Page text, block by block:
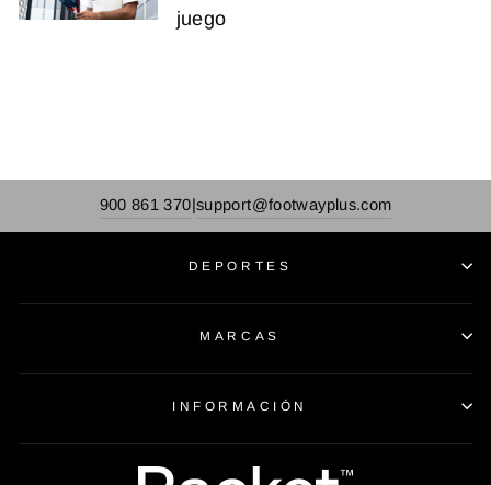
juego
900 861 370|support@footwayplus.com
DEPORTES
MARCAS
INFORMACIÓN